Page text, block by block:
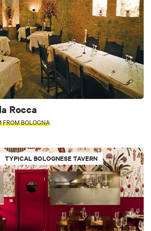
Rocca
FROM BOLOGNA
TYPICAL BOLOGNESE TAVERN